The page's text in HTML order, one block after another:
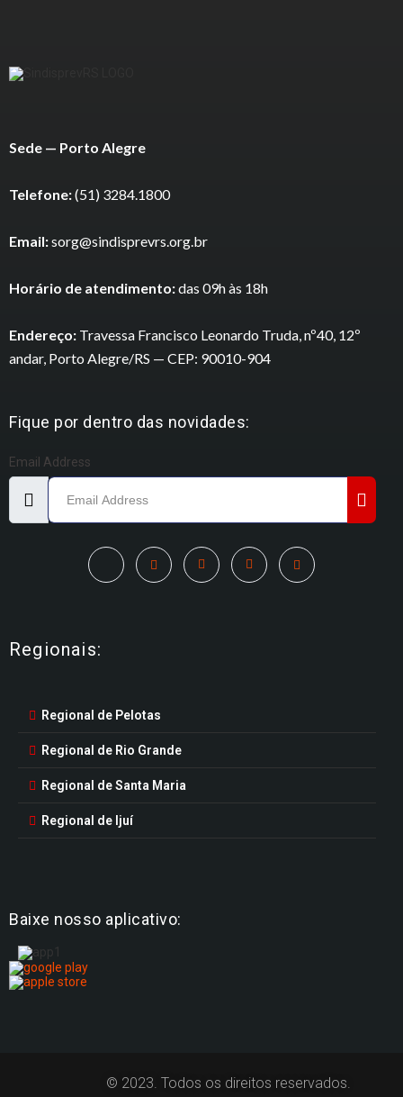
Sede — Porto Alegre
Telefone:(51) 3284.1800
Email:sorg@sindisprevrs.org.br
Horário de atendimento:das 09h às 18h
Endereço: Travessa Francisco Leonardo Truda, nº40, 12º
andar, Porto Alegre/RS — CEP: 90010-904
Fique por dentro das novidades:
Email Address
Regionais:
Regional de Pelotas
Regional de Rio Grande
Regional de Santa Maria
Regional de Ijuí
Baixe nosso aplicativo:
© 2023. Todos os direitos reservados.